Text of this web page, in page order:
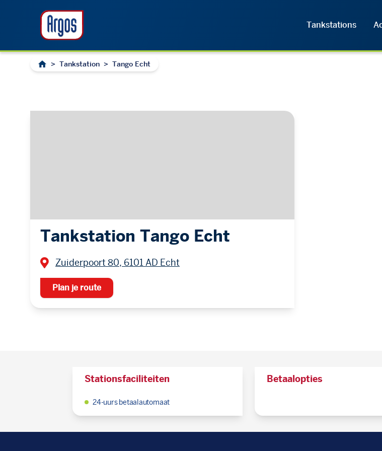
Tankstations
> Tankstation > Tango Echt
Tankstation Tango Echt
Zuiderpoort 80, 6101 AD Echt
Plan je route
Stationsfaciliteiten
24-uurs betaalautomaat
Betaalopties